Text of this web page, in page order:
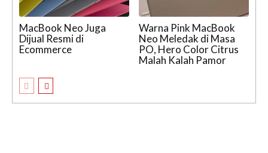
MacBook Neo Juga
Dijual Resmi di
Ecommerce
Warna Pink MacBook
Neo Meledak di Masa
PO, Hero Color Citrus
Malah Kalah Pamor